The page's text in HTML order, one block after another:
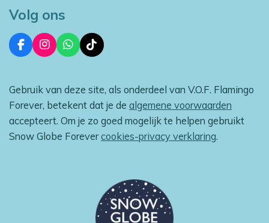
Volg ons
F
a
b
o
k
I
n
a
g
r
a
m
W
h
s
A
p
T
i
o
k
Gebruik van deze site, als onderdeel van V.O.F. Flamingo
Forever, betekent dat je de algemene voorwaarden
accepteert. Om je zo goed mogelijk te helpen gebruikt
Snow Globe Forevercookies-privacy verklaring.